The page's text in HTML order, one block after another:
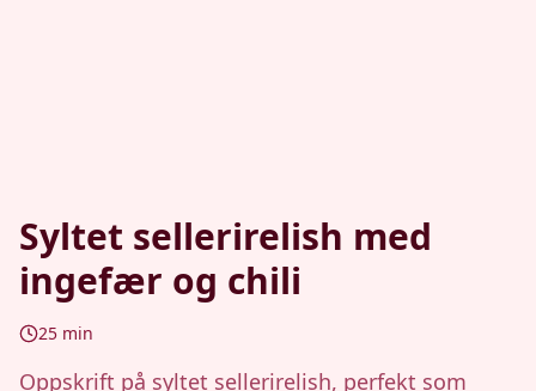
Syltet sellerirelish med
ingefær og chili
25 min
Oppskrift på syltet sellerirelish, perfekt som